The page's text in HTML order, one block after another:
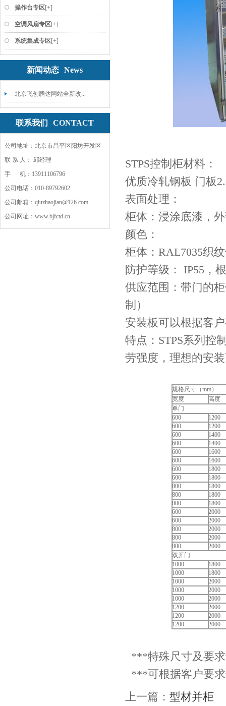
操作台专区[+]
空调风扇专区[+]
系统集成专区[+]
新闻动态 News
北京飞创腾达网站全新改...
联系我们 CONTACT
公司地址：北京市昌平区阳坊开发区
联 系 人： 邱经理
手 机：13911106796
公司电话：010-89792602
公司邮箱：qiuzhaojian@126.com
公司网址：www.bjfctd.cn
STPS控制柜材料：
优质冷轧钢板 门板
表面处理：
柜体：浸涂底漆，
颜色：
柜体：RAL7035织
防护等级： IP55，
供应范围：带门的
制）
安装板可以根据客
特点：STPS系列控
劳强度，理想的安
规格尺寸（mm）
宽度
高度
单门
600
1200
600
1200
600
1400
600
1400
600
1600
600
1600
600
1800
600
1800
800
1800
800
1800
800
1800
600
2000
600
2000
800
2000
800
2000
800
2000
双开门
1000
1800
1000
1800
1000
2000
1000
2000
1000
2000
1200
2000
1200
2000
1200
2000
***特殊尺寸及要
***可根据客户要
上一篇： 型材并柜